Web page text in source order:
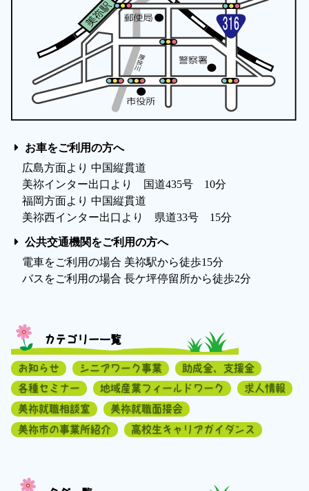
お車をご利用の方へ
広島方面より 中国縦貫道
美祢インター出口より 国道435号 10分
福岡方面より 中国縦貫道
美祢西インター出口より 県道33号 15分
公共交通機関をご利用の方へ
電車をご利用の場合 美祢駅から徒歩15分
バスをご利用の場合 長ケ坪停留所から徒歩2分
カテゴリー一覧
お知らせ シニアワーク事業
助成金、支援金
各種セミナー
地域産業フィールドワーク
求人情報
美祢就職相談室
美祢就職面接会
美祢市の事業所紹介
高校生キャリアガイダンス